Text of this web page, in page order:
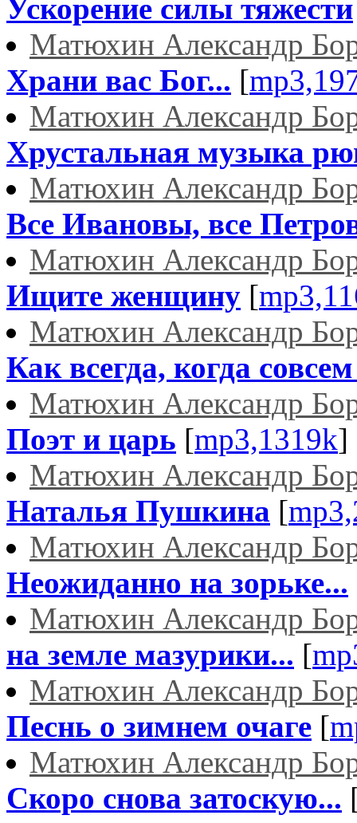
Ускорение силы тяжести
Матюхин Александр
Храни вас Бог... [
Матюхин Александр
Хрустальная музыка
Матюхин Александр
Все Ивановы, все
Матюхин Александр
Ищите женщину [
Матюхин Александр
Как всегда, когда
Матюхин Александр
Поэт и царь [mp3,1319k]
Матюхин Александр
Наталья Пушкина [
Матюхин Александр
Неожиданно на зорьке...
Матюхин Александр
на земле мазурики... [
Матюхин Александр
Песнь о зимнем очаге [
Матюхин Александр
Скоро снова затоскую...